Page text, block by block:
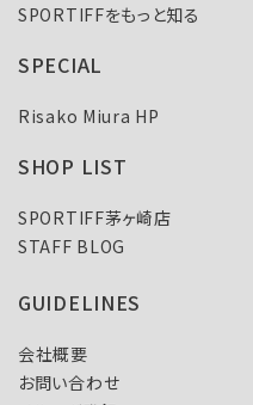
SPORTIFFをもっと知る
SPECIAL
Risako Miura HP
SHOP LIST
SPORTIFF茅ヶ崎店
STAFF BLOG
GUIDELINES
会社概要
お問い合わせ